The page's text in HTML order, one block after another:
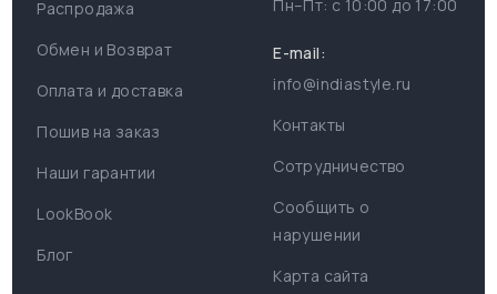
Контакты
Часы работы поддержки
Пн-Пт c 10:00 до 17:00
Telegram
Для пользователя
Информация
Наши гарантии
Контакты
Распродажа
Обмен и Возврат
Оплата и доставка
Пошив на заказ
Наши гарантии
LookBook
Блог
Пн–Пт: с 10:00 до 17:00
E-mail:
info@indiastyle.ru
Контакты
Сотрудничество
Сообщить о
нарушении
Карта сайта